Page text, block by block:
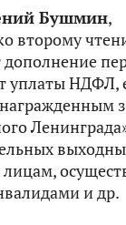
Бушмин,
второму
уплаты НДФЛ,
лицам,
и др.